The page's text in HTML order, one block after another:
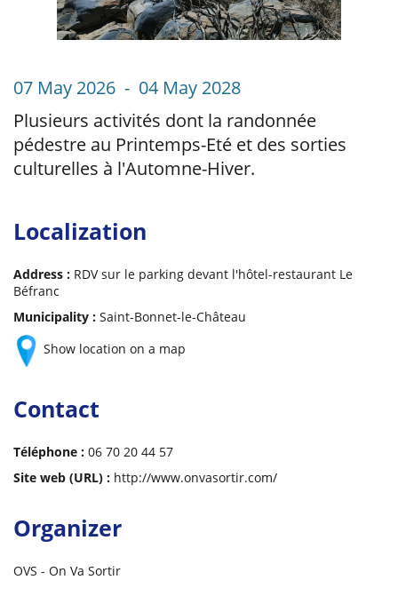
07 May 2026 - 04 May 2028
Plusieurs activités dont la randonnée
pédestre au Printemps-Eté et des sorties
culturelles à l'Automne-Hiver.
Localization
Address : RDV sur le parking devant l'hôtel-restaurant Le
Béfranc
Municipality : Saint-Bonnet-le-Château
Show location on a map
Contact
Téléphone : 06 70 20 44 57
Site web (URL) : http://www.onvasortir.com/
Organizer
OVS - On Va Sortir